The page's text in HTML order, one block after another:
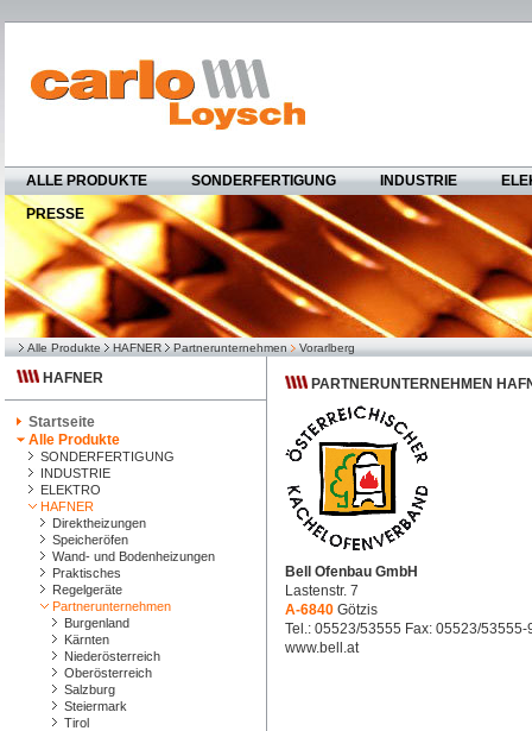
ALLE PRODUKTE SONDERFERTIGUNG INDUSTRIE
PRESSE
Alle Produkte HAFNER Partnerunternehmen Vorarlberg
HAFNER
Startseite
Alle Produkte
SONDERFERTIGUNG
INDUSTRIE
ELEKTRO
HAFNER
Direktheizungen
Speicheröfen
Wand- und Bodenheizungen
Praktisches
Regelgeräte
Partnerunternehmen
Burgenland
Kärnten
Niederösterreich
Oberösterreich
Salzburg
Steiermark
Tirol
PARTNERUNTERNEHMEN
Bell Ofenbau GmbH
Lastenstr. 7
A-6840 Götzis
Tel.: 05523/53555 Fax: 05523/53555-
www.bell.at